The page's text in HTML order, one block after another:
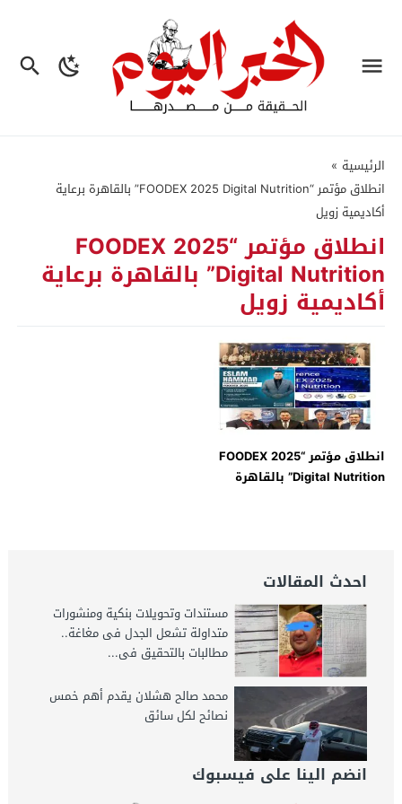
الرئيسية »
انطلاق مؤتمر “FOODEX 2025 Digital Nutrition” بالقاهرة برعاية
أكاديمية زويل
انطلاق مؤتمر “FOODEX 2025
Digital Nutrition” بالقاهرة برعاية
أكاديمية زويل
انطلاق مؤتمر “FOODEX 2025
Digital Nutrition” بالقاهرة
احدث المقالات
مستندات وتحويلات بنكية ومنشورات
متداولة تشعل الجدل فى مغاغة..
مطالبات بالتحقيق فى...
محمد صالح هشلان يقدم أهم خمس
نصائح لكل سائق
انضم الينا على فيسبوك